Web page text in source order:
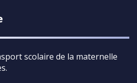
scolaire de la maternelle